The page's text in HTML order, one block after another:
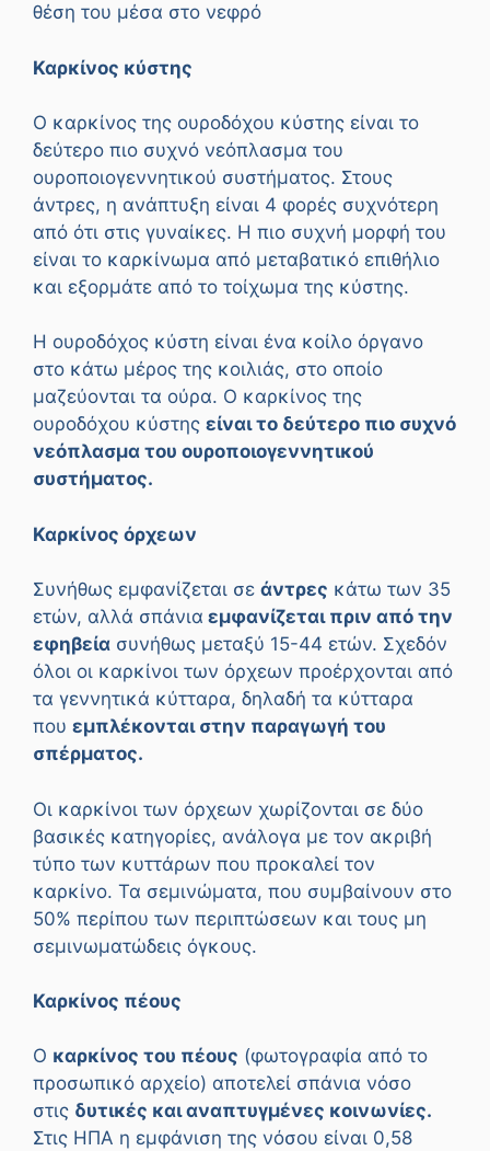
θέση του μέσα στο νεφρό
Καρκίνος κύστης
Ο καρκίνος της ουροδόχου κύστης είναι το
δεύτερο πιο συχνό νεόπλασμα του
ουροποιογεννητικού συστήματος. Στους
άντρες, η ανάπτυξη είναι 4 φορές συχνότερη
από ότι στις γυναίκες. Η πιο συχνή μορφή του
είναι το καρκίνωμα από μεταβατικό επιθήλιο
και εξορμάτε από το τοίχωμα της κύστης.
Η ουροδόχος κύστη είναι ένα κοίλο όργανο
στο κάτω μέρος της κοιλιάς, στο οποίο
μαζεύονται τα ούρα. Ο καρκίνος της
ουροδόχου κύστης είναι το δεύτερο πιο συχνό
νεόπλασμα του ουροποιογεννητικού
συστήματος.
Καρκίνος όρχεων
Συνήθως εμφανίζεται σε άντρες κάτω των 35
ετών, αλλά σπάνια εμφανίζεται πριν από την
εφηβεία συνήθως μεταξύ 15-44 ετών. Σχεδόν
όλοι οι καρκίνοι των όρχεων προέρχονται από
τα γεννητικά κύτταρα, δηλαδή τα κύτταρα
που εμπλέκονται στην παραγωγή του
σπέρματος.
Οι καρκίνοι των όρχεων χωρίζονται σε δύο
βασικές κατηγορίες, ανάλογα με τον ακριβή
τύπο των κυττάρων που προκαλεί τον
καρκίνο. Τα σεμινώματα, που συμβαίνουν στο
50% περίπου των περιπτώσεων και τους μη
σεμινωματώδεις όγκους.
Καρκίνος πέους
Ο καρκίνος του πέους (φωτογραφία από το
προσωπικό αρχείο) αποτελεί σπάνια νόσο
στις δυτικές και αναπτυγμένες κοινωνίες.
Στις ΗΠΑ η εμφάνιση της νόσου είναι 0,58